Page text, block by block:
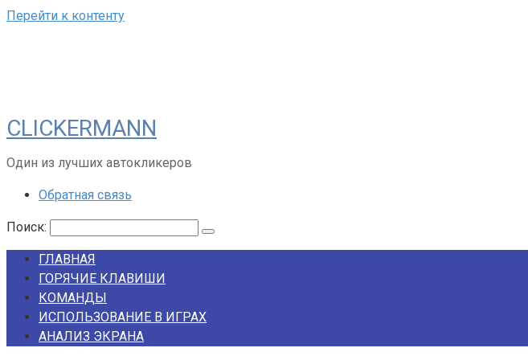
Перейти к контенту
CLICKERMANN
Один из лучших автокликеров
Обратная связь
Поиск:
ГЛАВНАЯ
ГОРЯЧИЕ КЛАВИШИ
КОМАНДЫ
ИСПОЛЬЗОВАНИЕ В ИГРАХ
АНАЛИЗ ЭКРАНА